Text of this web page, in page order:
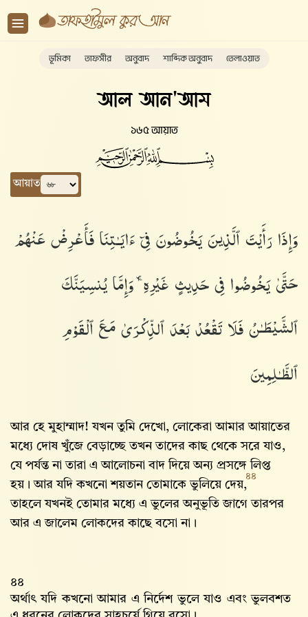
ভূমিকা তাফসীর অনুবাদ শাব্দিক অনুবাদ তেলাওয়াত
আল আন'আম
১৬৫ আয়াত
আয়াত
وَإِذَا رَأَيْتَ ٱلَّذِينَ يَخُوضُونَ فِىٓ ءَايَـٰتِنَا فَأَعْرِضْ عَنْهُمْ
حَتَّىٰ يَخُوضُوا۟ فِى حَدِيثٍ غَيْرِهِۦ ۚ وَإِمَّا يُنسِيَنَّكَ
ٱلشَّيْطَـٰنُ فَلَا تَقْعُدْ بَعْدَ ٱلذِّكْرَىٰ مَعَ ٱلْقَوْمِ
ٱلظَّـٰلِمِينَ
আর হে মুহাম্মাদ! যখন তুমি দেখো, লোকেরা আমার আয়াতের
মধ্যে দোষ খুঁজে বেড়াচ্ছে তখন তাদের কাছ থেকে সরে যাও,
যে পর্যন্ত না তারা এ আলোচনা বাদ দিয়ে অন্য প্রসঙ্গে লিপ্ত
হয়। আর যদি কখনো শয়তান তোমাকে ভুলিয়ে দেয়,
৪৪
তাহলে যখনই তোমার মধ্যে এ ভুলের অনুভূতি জাগে তারপর
আর এ জালেম লোকদের কাছে বসো না।
৪৪
অর্থাৎ যদি কখনো আমার এ নির্দেশ ভুলে যাও এবং ভুলবশত